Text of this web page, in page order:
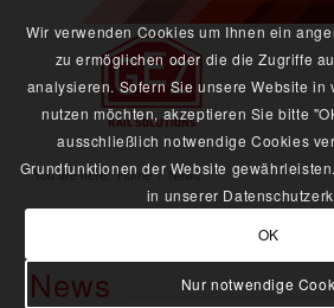
You are here: Home / News
News
Wir verwenden Cookies um Ihnen ein
zu ermöglichen oder die die Zugriffe
analysieren. Sofern Sie unsere Website in
nutzen möchten, akzeptieren Sie bitte
ausschließlich notwendige Cookies
Grundfunktionen der Website
in unserer
OK
Nur notwendige